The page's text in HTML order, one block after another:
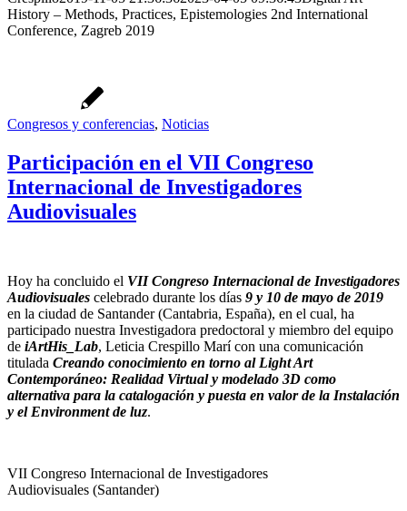
History – Methods, Practices, Epistemologies 2nd International
Conference, Zagreb 2019
Congresos y conferencias, Noticias
Participación en el VII Congreso
Internacional de Investigadores
Audiovisuales
Hoy ha concluido el VII Congreso Internacional de Investigadores
Audiovisuales celebrado durante los días 9 y 10 de mayo de 2019
en la ciudad de Santander (Cantabria, España), en el cual, ha
participado nuestra Investigadora predoctoral y miembro del equipo
de iArtHis_Lab, Leticia Crespillo Marí con una comunicación
titulada Creando conocimiento en torno al Light Art
Contemporáneo: Realidad Virtual y modelado 3D como
alternativa para la catalogación y puesta en valor de la Instalación
y el Environment de luz.
VII Congreso Internacional de Investigadores
Audiovisuales (Santander)